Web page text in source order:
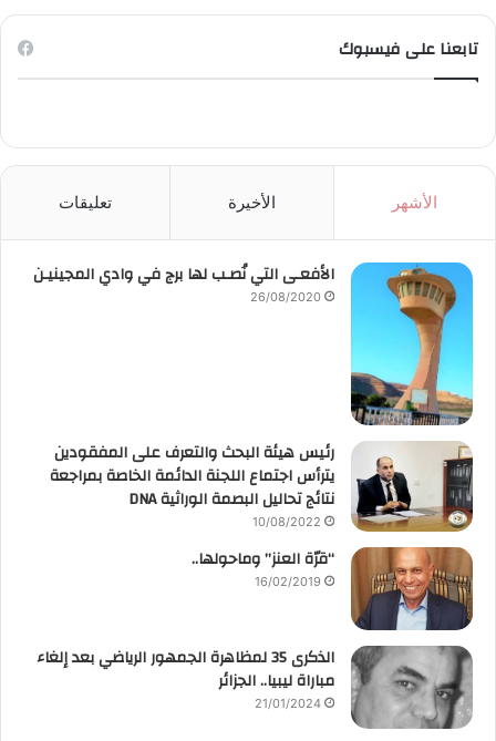
تابعنا على فيسبوك
الأشهر الأخيرة تعليقات
الأفعـى التي نُصـب لها برج في وادي المجينيـن
26/08/2020
رئيس هيئة البحث والتعرف على المفقودين
يترأس اجتماع اللجنة الدائمة الخاصة بمراجعة
نتائج تحاليل البصمة الوراثية DNA
10/08/2022
“قرّة العنز” وماحولها..
16/02/2019
الذكرى 35 لمظاهرة الجمهور الرياضي بعد إلغاء
مباراة ليبيا.. الجزائر
21/01/2024